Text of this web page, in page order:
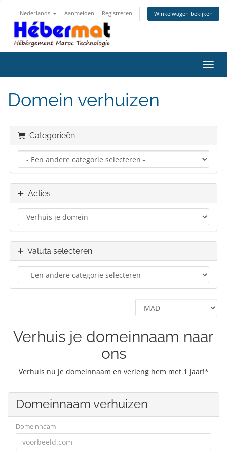
Nederlands Aanmelden Registreren Winkelwagen bekijken
Domein verhuizen
Categorieën
Acties
Valuta selecteren
Verhuis je domeinnaam naar
ons
Verhuis nu je domeinnaam en verleng hem met 1 jaar!*
Domeinnaam verhuizen
Domeinnaam